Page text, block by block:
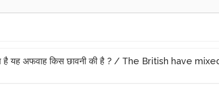
है यह अफवाह किस छावनी की है ? / The British have